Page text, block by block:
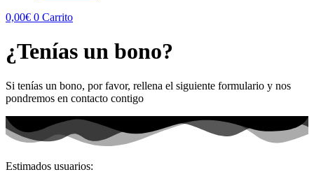
0,00€ 0 Carrito
¿Tenías un bono?
Si tenías un bono, por favor, rellena el siguiente formulario y nos
pondremos en contacto contigo
Estimados usuarios: